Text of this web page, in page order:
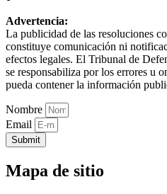
Advertencia:
La publicidad de las resoluciones
constituye comunicación ni
efectos legales. El Tribunal de
se responsabiliza por los errores u
pueda contener la información
Nombre
Email
Submit
Mapa de sitio